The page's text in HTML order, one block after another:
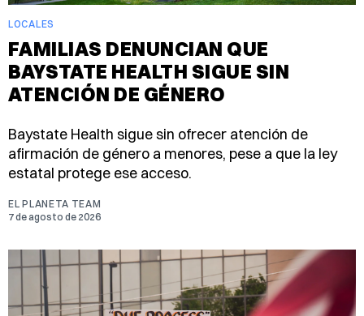
LOCALES
FAMILIAS DENUNCIAN QUE
BAYSTATE HEALTH SIGUE SIN
ATENCIÓN DE GÉNERO
Baystate Health sigue sin ofrecer atención de
afirmación de género a menores, pese a que la ley
estatal protege ese acceso.
EL PLANETA TEAM
7 de agosto de 2026